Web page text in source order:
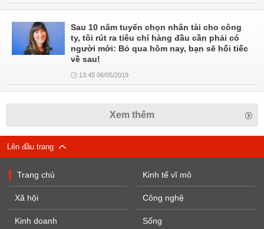
Sau 10 năm tuyển chọn nhân tài cho công
ty, tôi rút ra tiêu chí hàng đầu cần phải có
người mới: Bỏ qua hôm nay, bạn sẽ hối tiếc
về sau!
13:45 06/05/2019
Xem thêm
Lên đầu trang
Trang chủ
Xã hội
Kinh doanh
Kinh tế vĩ mô
Công nghệ
Sống